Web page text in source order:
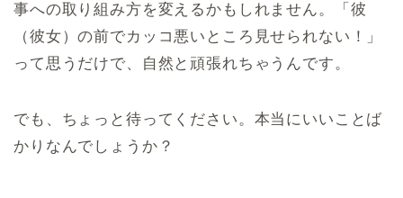
事への取り組み方を変えるかもしれません。「彼
（彼女）の前でカッコ悪いところ見せられない！」
って思うだけで、自然と頑張れちゃうんです。
でも、ちょっと待ってください。本当にいいことば
かりなんでしょうか？